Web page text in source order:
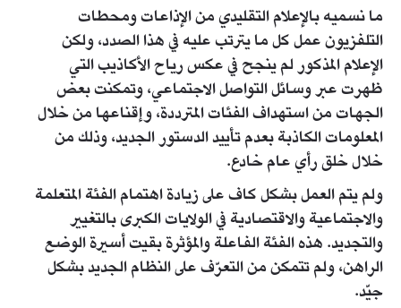
ما نسميه بالإعلام التقليدي من الإذاعات ومحطات
التلفزيون عمل كل ما يترتب عليه في هذا الصدد، ولكن
الإعلام المذكور لم ينجح في عكس رياح الأكاذيب التي
ظهرت عبر وسائل التواصل الاجتماعي، وتمكنت بعض
الجهات من استهداف الفئات المترددة، وإقناعها من خلال
المعلومات الكاذبة بعدم تأييد الدستور الجديد، وذلك من
خلال خلق رأي عام خادع.
ولم يتم العمل بشكل كاف على زيادة اهتمام الفئة المتعلمة
والاجتماعية والاقتصادية في الولايات الكبرى بالتغيير
والتجديد. هذه الفئة الفاعلة والمؤثرة بقيت أسيرة الوضع
الراهن، ولم تتمكن من التعرّف على النظام الجديد بشكل
جيّد.